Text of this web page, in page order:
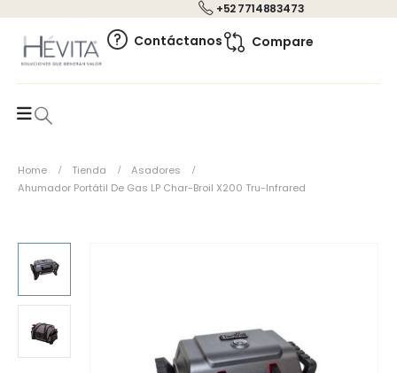
+52 7714883473
Contáctanos Compare
Home Tienda
Asadores
Ahumador Portátil De Gas LP Char-Broil X200 Tru-Infrared